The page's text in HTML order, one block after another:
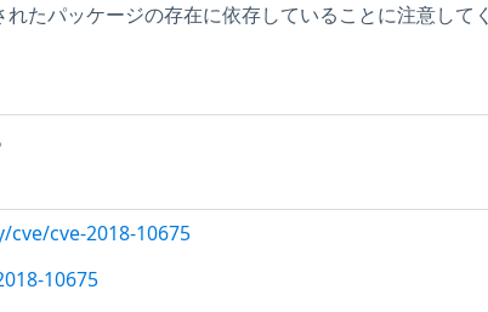
たパッケージの存在に依存していることに注意してく
cve-2018-10675
10675